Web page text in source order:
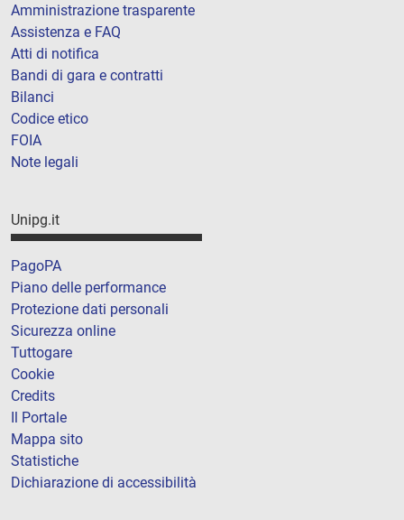
Amministrazione trasparente
Assistenza e FAQ
Atti di notifica
Bandi di gara e contratti
Bilanci
Codice etico
FOIA
Note legali
Unipg.it
PagoPA
Piano delle performance
Protezione dati personali
Sicurezza online
Tuttogare
Cookie
Credits
Il Portale
Mappa sito
Statistiche
Dichiarazione di accessibilità